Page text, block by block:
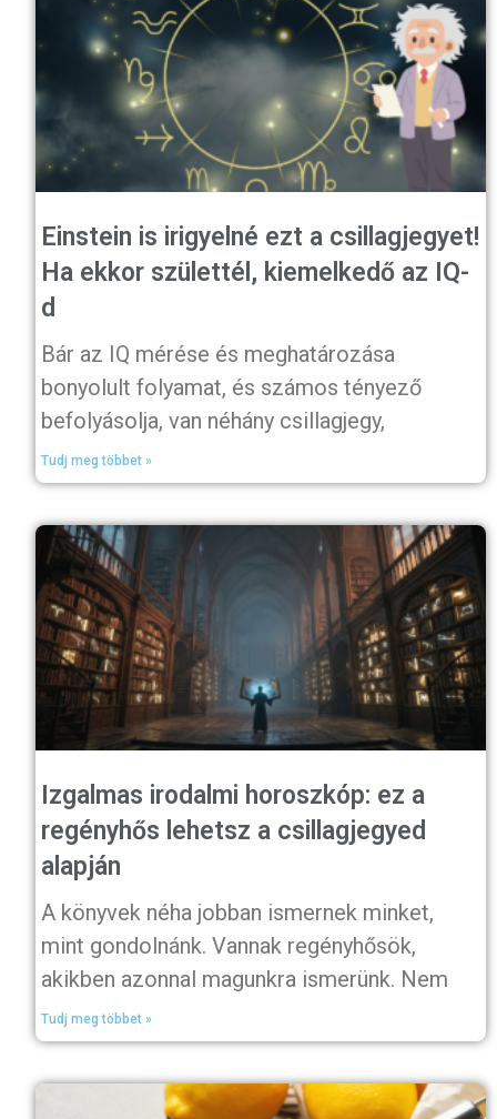
Einstein is irigyelné ezt a csillagjegyet!
Ha ekkor születtél, kiemelkedő az IQ-
d
Bár az IQ mérése és meghatározása
bonyolult folyamat, és számos tényező
befolyásolja, van néhány csillagjegy,
Tudj meg többet »
Izgalmas irodalmi horoszkóp: ez a
regényhős lehetsz a csillagjegyed
alapján
A könyvek néha jobban ismernek minket,
mint gondolnánk. Vannak regényhősök,
akikben azonnal magunkra ismerünk. Nem
Tudj meg többet »